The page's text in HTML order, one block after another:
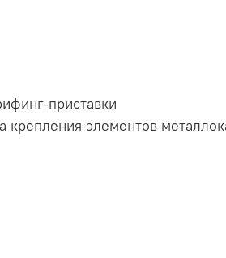
приставки
крепления элементов